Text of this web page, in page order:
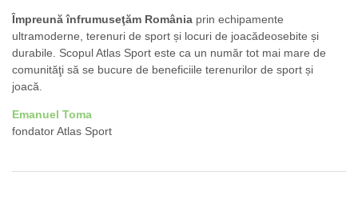
Împreună înfrumuseţăm România prin echipamente
ultramoderne, terenuri de sport și locuri de joacădeosebite și
durabile. Scopul Atlas Sport este ca un număr tot mai mare de
comunităţi să se bucure de beneficiile terenurilor de sport și
joacă.
Emanuel Toma
fondator Atlas Sport